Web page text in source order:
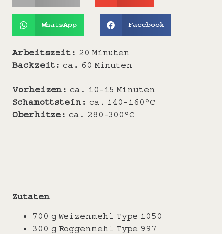
WhatsApp Facebook
Arbeitszeit: 20 Minuten
Backzeit: ca . 60 Minuten
Vorheizen: ca. 10-15 Minuten
Schamottstein: ca. 140-160°C
Oberhitze: ca. 280-300°C
Zutaten
700 g Weizenmehl Type 1050
300 g Roggenmehl Type 997